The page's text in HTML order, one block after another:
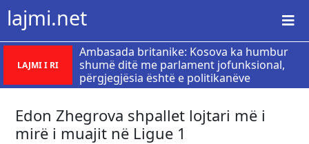
lajmi.net
LAJMI I RI
Ambasada britanike: Kosova ka humbur
shumë ditë me parlament jofunksional,
përgjegjësia është e politikanëve
Edon Zhegrova shpallet lojtari më i
mirë i muajit në Ligue 1